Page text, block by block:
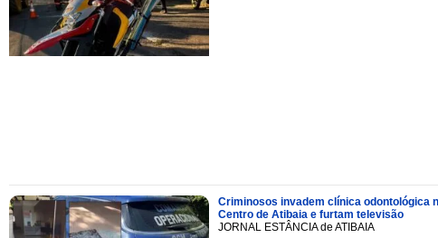
Criminosos invadem clínica odontológica
Centro de Atibaia e furtam televisão
JORNAL ESTÂNCIA de ATIBAIA